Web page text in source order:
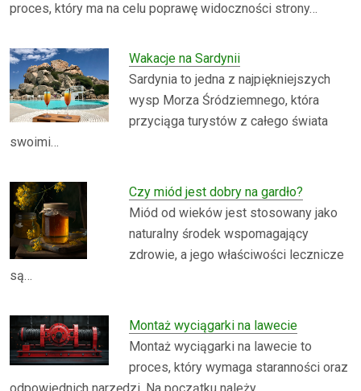
proces, który ma na celu poprawę widoczności strony…
Wakacje na Sardynii
Sardynia to jedna z najpiękniejszych
wysp Morza Śródziemnego, która
przyciąga turystów z całego świata
swoimi…
Czy miód jest dobry na gardło?
Miód od wieków jest stosowany jako
naturalny środek wspomagający
zdrowie, a jego właściwości lecznicze
są…
Montaż wyciągarki na lawecie
Montaż wyciągarki na lawecie to
proces, który wymaga staranności oraz